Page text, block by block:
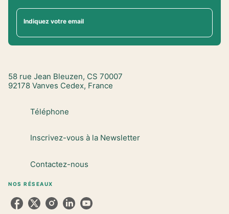
Indiquez votre email
58 rue Jean Bleuzen, CS 70007
92178 Vanves Cedex, France
Téléphone
Inscrivez-vous à la Newsletter
Contactez-nous
NOS RÉSEAUX